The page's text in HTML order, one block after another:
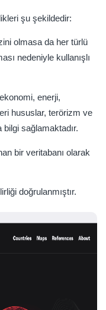
şu şekildedir:
olmasa da her türlü
nedeniyle kullanışlı
enerji,
hususlar, terörizm ve
sağlamaktadır.
bir veritabanı olarak
doğrulanmıştır.